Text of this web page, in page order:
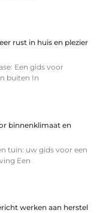
rust in huis en plezier
Een gids voor
buiten In
binnenklimaat en
tuin: uw gids voor een
Een
werken aan herstel